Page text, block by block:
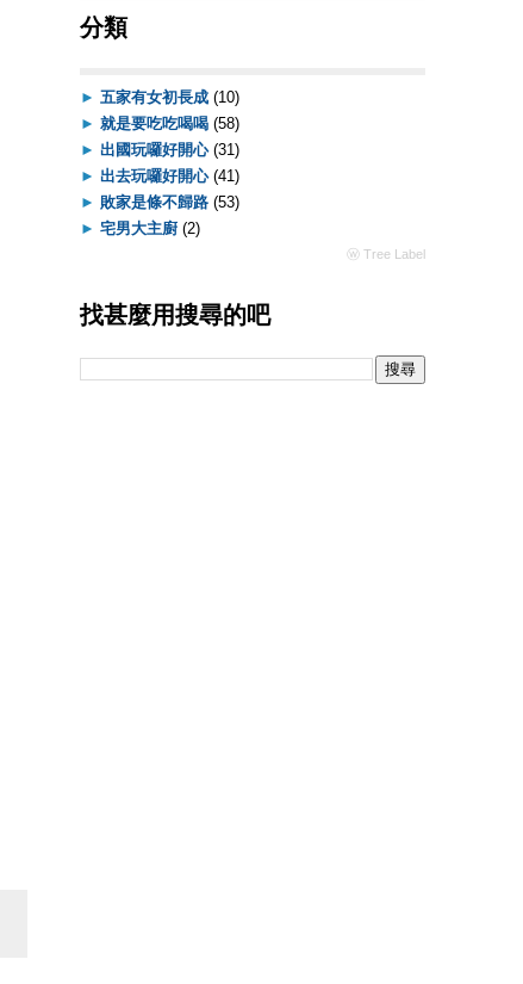
分類
► 五家有女初長成 (10)
► 就是要吃吃喝喝 (58)
► 出國玩囉好開心 (31)
► 出去玩囉好開心 (41)
► 敗家是條不歸路 (53)
► 宅男大主廚 (2)
ⓦ Tree Label
找甚麼用搜尋的吧